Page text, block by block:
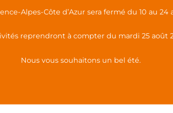
sur :
Alpes-Côte d’Azur sera fermé du 10 au 24
reprendront à compter du mardi 25 août
Nous vous souhaitons un bel été.